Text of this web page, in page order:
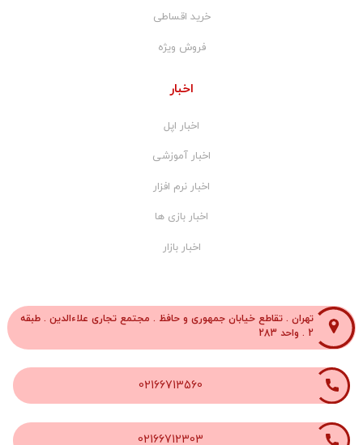
خرید اقساطی
فروش ویژه
اخبار
اخبار اپل
اخبار آموزشی
اخبار نرم افزار
اخبار بازی ها
اخبار بازار
تهران . تقاطع خیابان جمهوری و حافظ . مجتمع تجاری علاءالدین . طبقه
2 . واحد 283
02166713560
02166712303